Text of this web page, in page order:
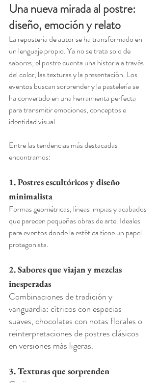
Una nueva mirada al postre:
diseño, emoción y relato
La repostería de autor se ha transformado en
un lenguaje propio. Ya no se trata solo de
sabores; el postre cuenta una historia a través
del color, las texturas y la presentación. Los
eventos buscan sorprender y la pastelería se
ha convertido en una herramienta perfecta
para transmitir emociones, conceptos e
identidad visual.
Entre las tendencias más destacadas
encontramos:
1. Postres escultóricos y diseño
minimalista
Formas geométricas, líneas limpias y acabados
que parecen pequeñas obras de arte. Ideales
para eventos donde la estética tiene un papel
protagonista.
2. Sabores que viajan y mezclas
inesperadas
Combinaciones de tradición y
vanguardia: cítricos con especias
suaves, chocolates con notas florales o
reinterpretaciones de postres clásicos
en versiones más ligeras.
3. Texturas que sorprenden